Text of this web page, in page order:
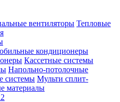
вентиляторы Тепловые
кондиционеры
Кассетные системы
Напольно-потолочные
системы Мульти сплит-
материалы